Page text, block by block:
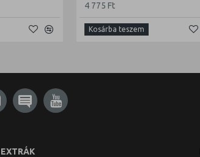
4 775 Ft
Kosárba teszem
EXTRÁK